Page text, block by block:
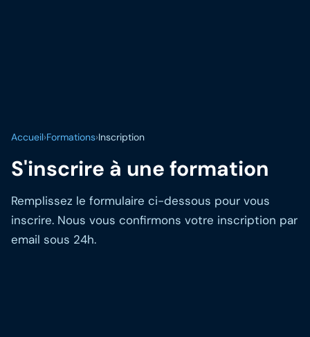
Accueil›Formations›Inscription
S'inscrire à une formation
Remplissez le formulaire ci-dessous pour vous
inscrire. Nous vous confirmons votre inscription par
email sous 24h.